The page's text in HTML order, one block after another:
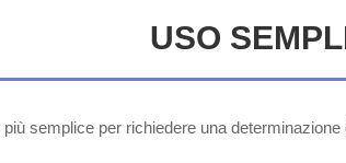
USO
semplice per richiedere una